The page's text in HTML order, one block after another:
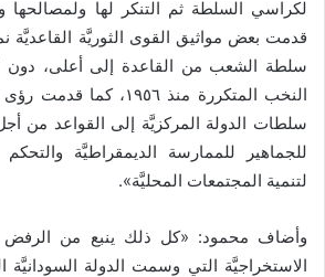
لكراسي السلطة ثم التنكر لها ولمصالحها
قدمت بعض مواثيق القوى الثوريَّة القاعديَّة
سلطة الشعب من القاعدة إلى أعلى، دون
النخب المتكررة منذ
سلطات الدولة المركزيَّة إلى القواعد من
للجماهير للممارسة الديمقراطيَّة
لتنمية المجتمعات المحليَّة».
وأضاف محمود: «كل ذلك ينبع من الرفض
الاستخراجيَّة التي وسمت الدولة السودانيَّة